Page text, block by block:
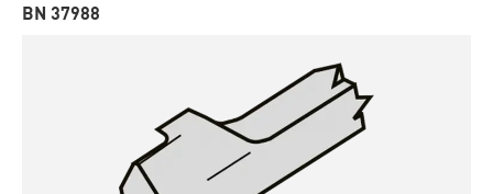
BN 37988